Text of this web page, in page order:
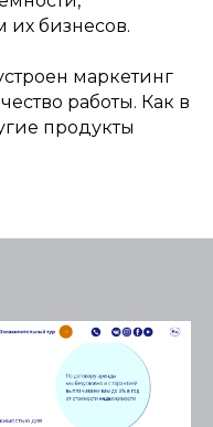
их бизнесов.
маркетинг
работы. Как в
продукты